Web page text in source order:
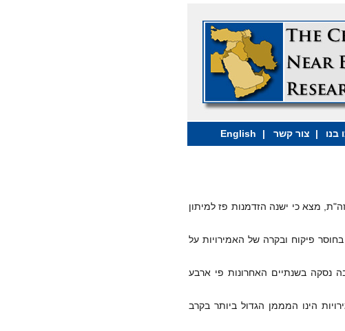
בנו | צור קשר |
English
מצא כי ישנה הזדמנות פז למיתון
פיקוח ובקרה של האמירויות על
נסקה בשנתיים האחרונות פי ארבע
הינו המממן הגדול ביותר בקרב